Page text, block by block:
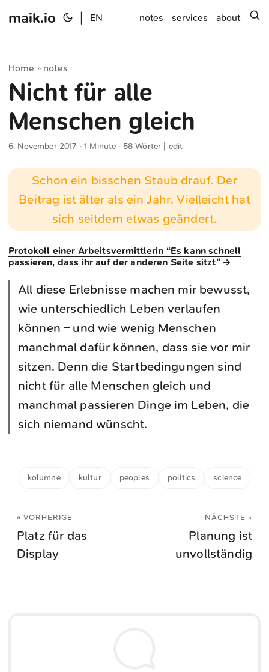
maik.io EN notes services about
Home » notes
Nicht für alle
Menschen gleich
6. November 2017 · 1 Minute · 58 Wörter | edit
Schon ein bisschen Staub drauf. Der
Beitrag ist älter als ein Jahr. Vielleicht hat
sich seitdem etwas geändert.
Protokoll einer Arbeitsvermittlerin “Es kann schnell
passieren, dass ihr auf der anderen Seite sitzt” →
All diese Erlebnisse machen mir bewusst,
wie unterschiedlich Leben verlaufen
können – und wie wenig Menschen
manchmal dafür können, dass sie vor mir
sitzen. Denn die Startbedingungen sind
nicht für alle Menschen gleich und
manchmal passieren Dinge im Leben, die
sich niemand wünscht.
kolumne kultur peoples politics science
« VORHERIGE
Platz für das
Display
NÄCHSTE »
Planung ist
unvollständig